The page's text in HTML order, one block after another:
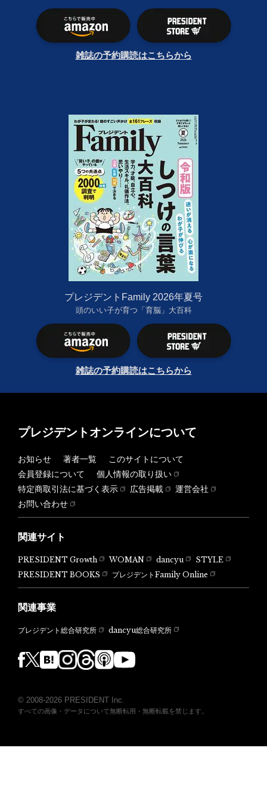
雑誌の予約購読はこちらから
プレジデントFamily 2026年夏号
頭のいい子が育つ「育脳」大百科
雑誌の予約購読はこちらから
プレジデントオンラインについて
お知らせ 著者一覧
このサイトについて
会員登録について
個人情報の取り扱い
特定商取引法に基づく表示
広告掲載
運営会社
お問い合わせ
関連サイト
PRESIDENT Growth WOMAN dancyu
STYLE
PRESIDENT BOOKS
プレジデントFamily Online
関連事業
プレジデント総合研究所 dancyu総合研究所
© 2008-2026 PRESIDENT Inc.
すべての画像・データについて無断転用・無断転載を禁じます。